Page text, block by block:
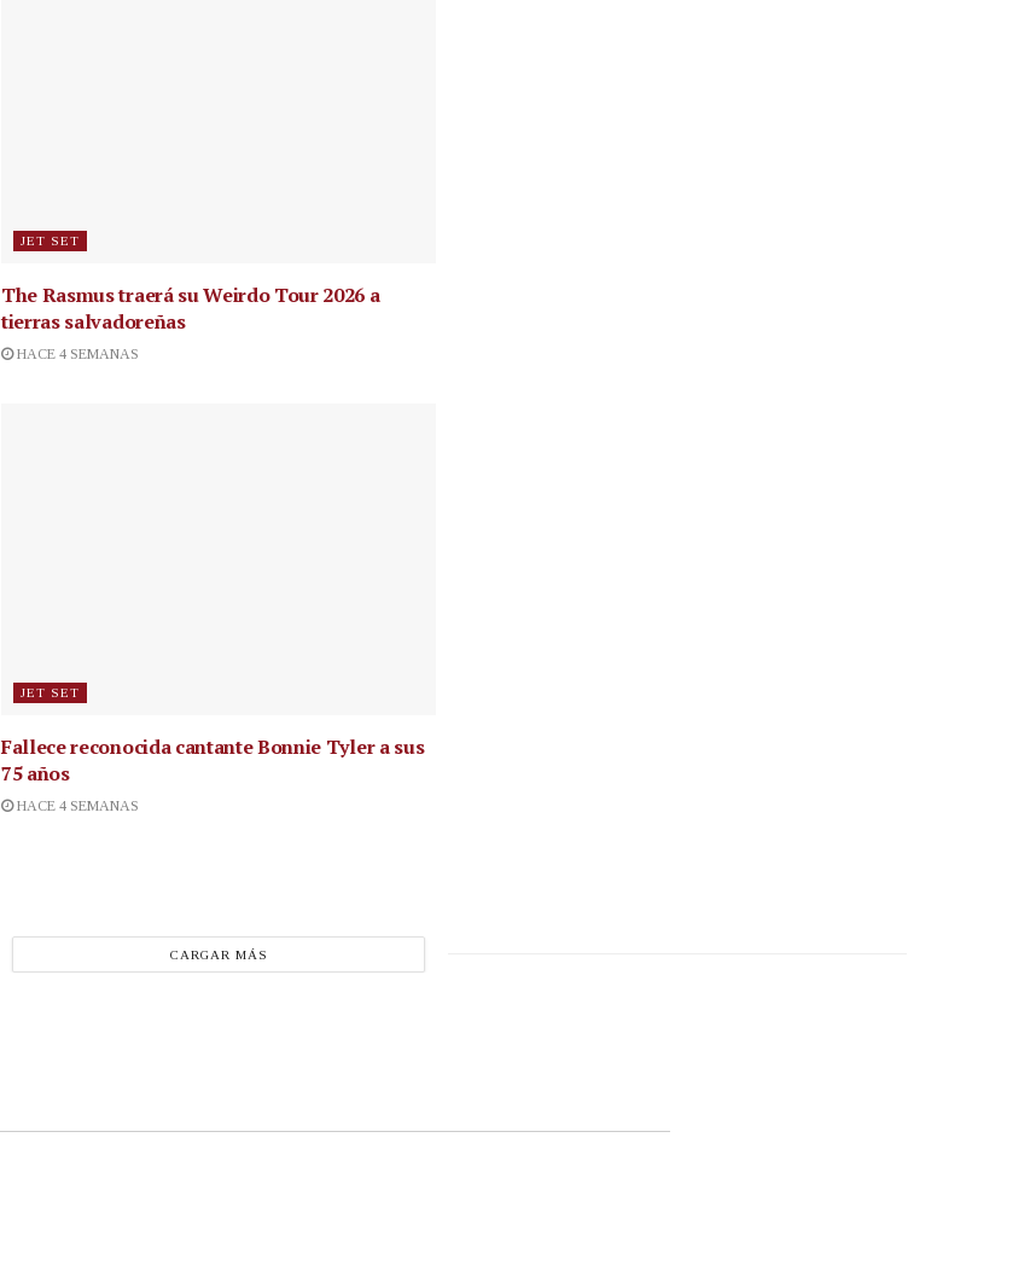
JET SET
The Rasmus traerá su Weirdo Tour 2026 a
tierras salvadoreñas
HACE 4 SEMANAS
JET SET
Fallece reconocida cantanteBonnie Tyler a sus
75 años
HACE 4 SEMANAS
CARGAR MÁS